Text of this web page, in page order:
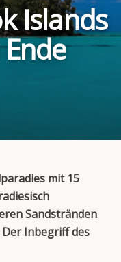
Islands
mit 15
Sandstränden
DerInbegriff des